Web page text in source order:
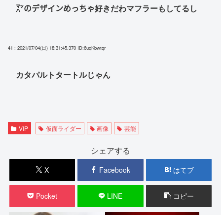
㍅のデザインめっちゃ好きだわマフラーもしてるし
41 : 2021/07/04(日) 18:31:45.370 ID:6uqKbwtqr
カタパルトタートルじゃん
VIP 仮面ライダー 画像 芸能
シェアする
X Facebook はてブ
Pocket LINE コピー